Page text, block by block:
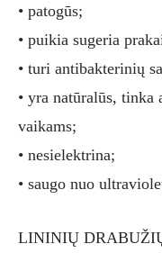
• patogūs;
• puikia sugeria
• turi antibakterinių
• yra natūralūs, tinka
vaikams;
• nesielektrina;
• saugo nuo
LININIŲ